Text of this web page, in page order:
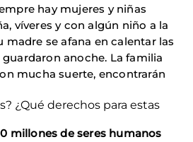
hay mujeres y niñas
víveres y con algún niño a la
madre se afana en calentar las
anoche. La familia
mucha suerte, encontrarán
¿Qué derechos para estas
millones de seres humanos